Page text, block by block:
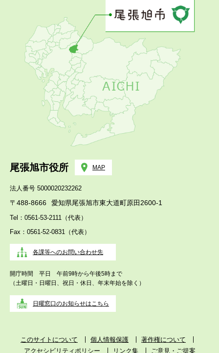
尾張旭市役所 MAP
法人番号 5000020232262
〒488-8666 愛知県尾張旭市東大道町原田2600-1
Tel：0561-53-2111（代表）
Fax：0561-52-0831（代表）
各課等へのお問い合わせ先
開庁時間 平日 午前9時から午後5時まで
（土曜日・日曜日、祝日・休日、年末年始を除く）
日曜窓口のお知らせはこちら
このサイトについて 個人情報保護
著作権について
アクセシビリティポリシー
リンク集 ご意見・ご提案